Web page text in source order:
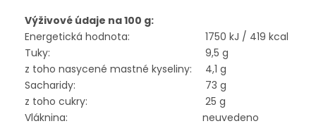
Výživové údaje na 100 g:
Energetická hodnota:
1750 kJ / 419 kcal
Tuky:
9,5 g
z toho nasycené mastné kyseliny:
4,1 g
Sacharidy:
73 g
z toho cukry:
25 g
Vláknina:
neuvedeno